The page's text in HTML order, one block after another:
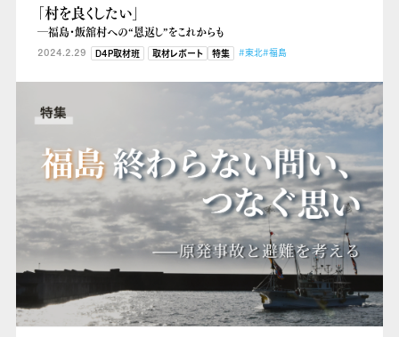
「村を良くしたい」
―福島・飯舘村への“恩返し”をこれからも
2024.2.29 D4P取材班 取材レポート 特集 #東北#福島